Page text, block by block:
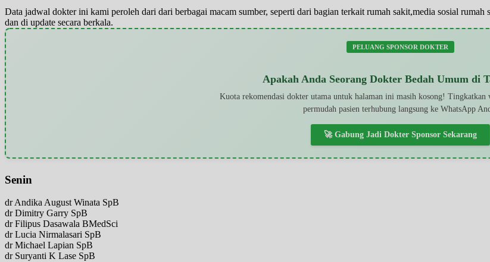
Data jadwal dokter ini kami peroleh dari dari berbagai macam sumber, seperti dari bagian terkait rumah sakit,media sosial
dan di update secara berkala.
PELUANG SPONSOR DOKTER
Apakah Anda Seorang Dokter Bedah Umum di
Kuota rekomendasi dokter utama untuk halaman ini masih kosong!
permudah pasien terhubung langsung ke WhatsApp
🚀 Gabung Jadi Dokter Sponsor Sekarang
Senin
dr Andika August Winata SpB
dr Dimitry Garry SpB
dr Filipus Dasawala BMedSci
dr Lucia Nirmalasari SpB
dr Michael Lapian SpB
dr Suryanti K Lase SpB